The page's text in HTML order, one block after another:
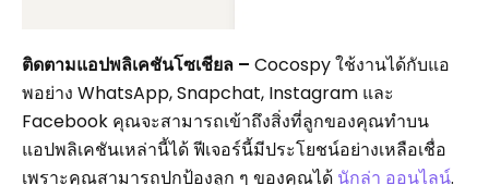
ติดตามแอปพลิเคชันโซเชียล – Cocospy ใช้งานได้กับแอ
พอย่าง WhatsApp, Snapchat, Instagram และ
Facebook คุณจะสามารถเข้าถึงสิ่งที่ลูกของคุณทำบน
แอปพลิเคชันเหล่านี้ได้ ฟีเจอร์นี้มีประโยชน์อย่างเหลือเชื่อ
เพราะคุณสามารถปกป้องลูก ๆ ของคุณได้ นักล่า ออนไลน์.